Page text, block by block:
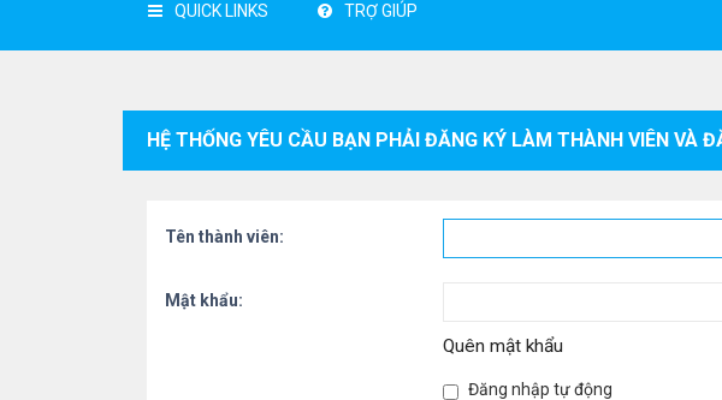
QUICK LINKS TRỢ GIÚP
HỆ THỐNG YÊU CẦU BẠN PHẢI ĐĂNG KÝ LÀM THÀNH VIÊN VÀ
Tên thành viên:
Mật khẩu:
Quên mật khẩu
Đăng nhập tự động